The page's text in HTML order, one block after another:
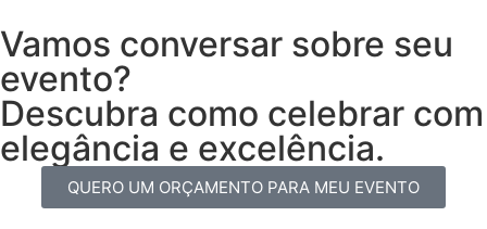
Vamos conversar sobre seu
evento?
Descubra como celebrar com
elegância e excelência.
QUERO UM ORÇAMENTO PARA MEU EVENTO